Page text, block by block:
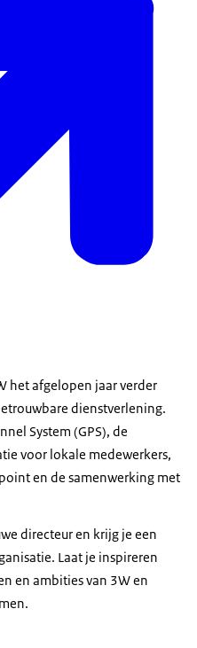
het afgelopen jaar verder
dienstverlening.
System (GPS), de
voor lokale medewerkers,
en de samenwerking met
directeur en krijg je een
Laat je inspireren
en ambities van 3W en